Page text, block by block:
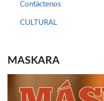
Contáctenos
CULTURAL
MASKARA